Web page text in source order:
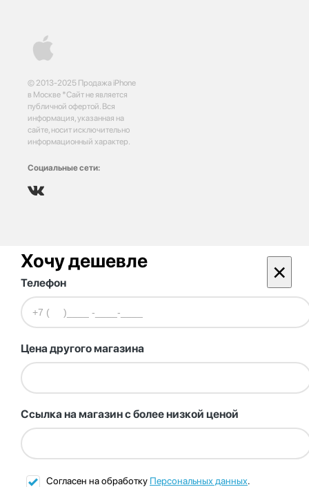
© 2013-2025 Продажа iPhone
в Москве *Сайт не является
публичной офертой. Вся
информация, указанная на
сайте, носит исключительно
информационный характер.
Социальные сети:
Хочу дешевле ×
Телефон
Цена другого магазина
Ссылка на магазин с более низкой ценой
Согласен на обработку Персональных данных.